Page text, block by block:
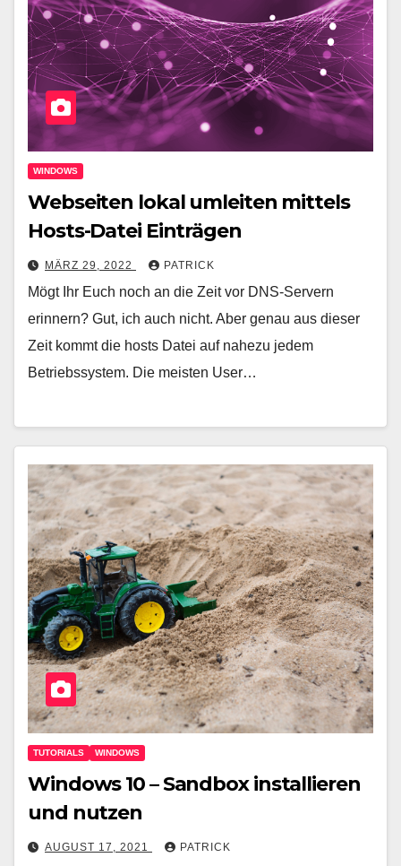
WINDOWS
Webseiten lokal umleiten mittels
Hosts-Datei Einträgen
MÄRZ 29, 2022 PATRICK
Mögt Ihr Euch noch an die Zeit vor DNS-Servern
erinnern? Gut, ich auch nicht. Aber genau aus dieser
Zeit kommt die hosts Datei auf nahezu jedem
Betriebssystem. Die meisten User…
TUTORIALS WINDOWS
Windows 10 – Sandbox installieren
und nutzen
AUGUST 17, 2021 PATRICK